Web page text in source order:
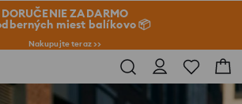
DORUČENIE ZADARMO
miest balíkovo 📦
Nakupujte teraz >>